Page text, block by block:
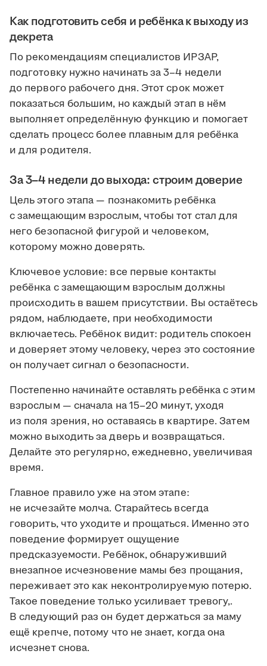
Как подготовить себя и ребёнка к выходу из
декрета
По рекомендациям специалистов ИРЗАР,
подготовку нужно начинать за 3–4 недели
до первого рабочего дня. Этот срок может
показаться большим, но каждый этап в нём
выполняет определённую функцию и помогает
сделать процесс более плавным для ребёнка
и для родителя.
За 3–4 недели до выхода: строим доверие
Цель этого этапа — познакомить ребёнка
с замещающим взрослым, чтобы тот стал для
него безопасной фигурой и человеком,
которому можно доверять.
Ключевое условие: все первые контакты
ребёнка с замещающим взрослым должны
происходить в вашем присутствии. Вы остаётесь
рядом, наблюдаете, при необходимости
включаетесь. Ребёнок видит: родитель спокоен
и доверяет этому человеку, через это состояние
он получает сигнал о безопасности.
Постепенно начинайте оставлять ребёнка с этим
взрослым — сначала на 15–20 минут, уходя
из поля зрения, но оставаясь в квартире. Затем
можно выходить за дверь и возвращаться.
Делайте это регулярно, ежедневно, увеличивая
время.
Главное правило уже на этом этапе:
не исчезайте молча. Старайтесь всегда
говорить, что уходите и прощаться. Именно это
поведение формирует ощущение
предсказуемости. Ребёнок, обнаруживший
внезапное исчезновение мамы без прощания,
переживает это как неконтролируемую потерю.
Такое поведение только усиливает тревогу,.
В следующий раз он будет держаться за маму
ещё крепче, потому что не знает, когда она
исчезнет снова.